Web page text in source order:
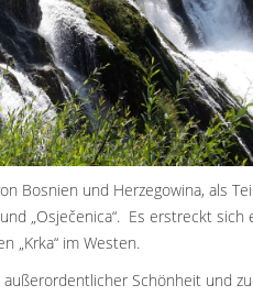
und Herzegowina, als
und „Osječenica“. Es erstreckt
„Krka“ im Westen.
Schönheit und